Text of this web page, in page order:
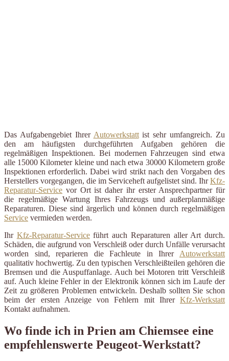
Das Aufgabengebiet Ihrer Autowerkstattist sehr umfangreich. Zu
den am häufigsten durchgeführten Aufgaben gehören die
regelmäßigen Inspektionen. Bei modernen Fahrzeugen sind etwa
alle 15000 Kilometer kleine und nach etwa 30000 Kilometern große
Inspektionen erforderlich. Dabei wird strikt nach den Vorgaben des
Herstellers vorgegangen, die im Serviceheft aufgelistet sind. IhrKfz-
Reparatur-Service vor Ort ist daher ihr erster Ansprechpartner für
die regelmäßige Wartung Ihres Fahrzeugs und außerplanmäßige
Reparaturen. Diese sind ärgerlich und können durch regelmäßigen
Service vermieden werden.
Ihr Kfz-Reparatur-Serviceführt auch Reparaturen aller Art durch.
Schäden, die aufgrund von Verschleiß oder durch Unfälle verursacht
worden sind, reparieren die Fachleute in Ihrer Autowerkstatt
qualitativ hochwertig. Zu den typischen Verschleißteilen gehören die
Bremsen und die Auspuffanlage. Auch bei Motoren tritt Verschleiß
auf. Auch kleine Fehler in der Elektronik können sich im Laufe der
Zeit zu größeren Problemen entwickeln. Deshalb sollten Sie schon
beim der ersten Anzeige von Fehlern mit Ihrer Kfz-Werkstatt
Kontakt aufnahmen.
Wo finde ich in Prien am Chiemsee eine
empfehlenswerte Peugeot-Werkstatt?